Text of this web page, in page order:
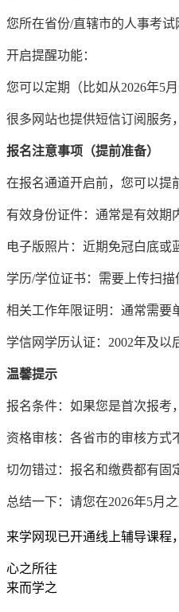
您所在省份/直辖市的人事考
开启提醒功能：
您可以定期（比如从2026年5
很多网站也提供短信订阅服务
报名注意事项（提前准备）
在报名通道开启前，您可以提
有效身份证件：通常是有效期
电子版照片：近期免冠白底或
学历/学位证书：需要上传扫描
相关工作年限证明：通常需要
学信网学历认证：2002年及以
温馨提示
报名条件：如果您是首次报考
资格审核：各省市的审核方式
切勿错过：报名和缴费都有固
总结一下：请您在2026年5月之
来学网现已开通线上辅导课程
心之所往
来而学之